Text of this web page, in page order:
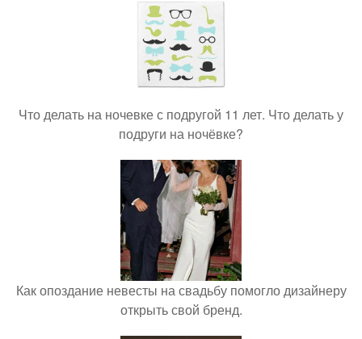
Что делать на ночевке с подругой 11 лет. Что делать у
подруги на ночёвке?
Как опоздание невесты на свадьбу помогло дизайнеру
открыть свой бренд.